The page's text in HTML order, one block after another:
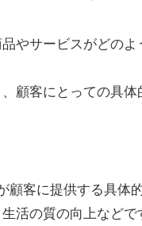
やサービスがどの
顧客にとっての具体
顧客に提供する具体
活の質の向上などで